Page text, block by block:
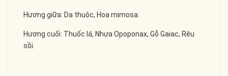
Hương giữa: Da thuộc, Hoa mimosa.
Hương cuối: Thuốc lá, Nhựa Opoponax, Gỗ Gaiac, Rêu
sồi.